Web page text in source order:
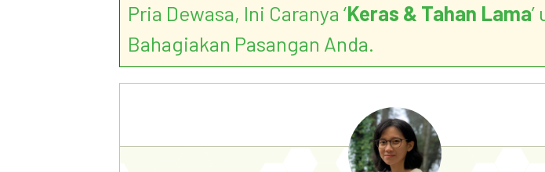
Pria Dewasa, Ini Caranya ‘Keras & Tahan Lama
Bahagiakan Pasangan Anda.